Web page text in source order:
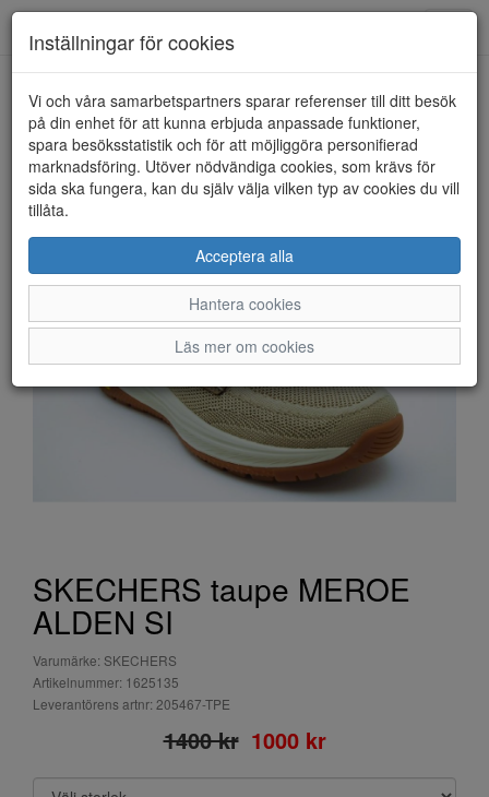
HEM SKECHERS
SKECHERS taupe MEROE
ALDEN SI
Varumärke: SKECHERS
Artikelnummer: 1625135
Leverantörens artnr: 205467-TPE
1400 kr 1000 kr
Inställningar för cookies
Vi och våra samarbetspartners sparar referenser till ditt besök
på din enhet för att kunna erbjuda anpassade funktioner,
spara besöksstatistik och för att möjliggöra personifierad
marknadsföring. Utöver nödvändiga cookies, som krävs för
sida ska fungera, kan du själv välja vilken typ av cookies du vill
tillåta.
Acceptera alla
Hantera cookies
Läs mer om cookies